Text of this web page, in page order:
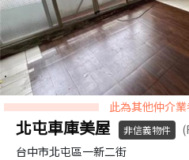
此為其他仲介
北屯車庫美屋 非信義物件
台中市北屯區一新二街